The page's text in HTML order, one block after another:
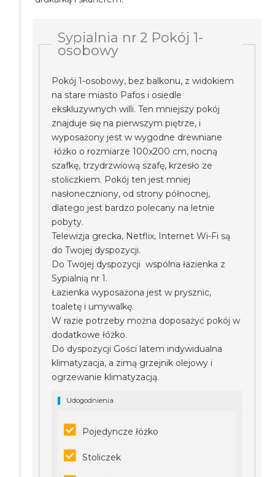
Sypialnia nr 2 Pokój 1-
osobowy
Pokój 1-osobowy, bez balkonu, z widokiem
na stare miasto Pafos i osiedle
ekskluzywnych willi. Ten mniejszy pokój
znajduje się na pierwszym piętrze, i
wyposażony jest w wygodne drewniane
łóżko o rozmiarze 100x200 cm, nocną
szafkę, trzydrzwiową szafę, krzesło ze
stoliczkiem. Pokój ten jest mniej
nasłoneczniony, od strony północnej,
dlatego jest bardzo polecany na letnie
pobyty.
Telewizja grecka, Netflix, Internet Wi-Fi są
do Twojej dyspozycji.
Do Twojej dyspozycji wspólna łazienka z
Sypialnią nr 1.
Łazienka wyposażona jest w prysznic,
toaletę i umywalkę.
W razie potrzeby można doposażyć pokój w
dodatkowe łóżko.
Do dyspozycji Gości latem indywidualna
klimatyzacja, a zimą grzejnik olejowy i
ogrzewanie klimatyzacją.
Udogodnienia
Pojedyncze łóżko
Stoliczek